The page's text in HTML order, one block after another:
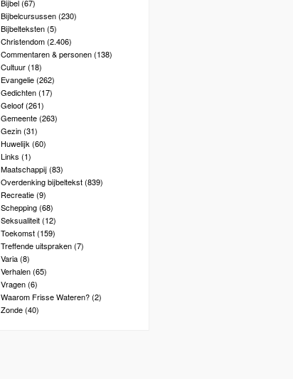
Bijbel(67)
Bijbelcursussen(230)
Bijbelteksten(5)
Christendom(2.406)
Commentaren & personen(138)
Cultuur(18)
Evangelie(262)
Gedichten(17)
Geloof(261)
Gemeente(263)
Gezin(31)
Huwelijk (60)
Links (1)
Maatschappij(83)
Overdenking bijbeltekst(839)
Recreatie(9)
Schepping(68)
Seksualiteit(12)
Toekomst(159)
Treffende uitspraken(7)
Varia(8)
Verhalen(65)
Vragen(6)
Waarom Frisse Wateren?(2)
Zonde(40)